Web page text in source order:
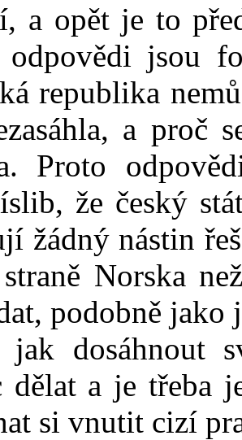
a opět je to
odpovědi jsou
republika
a proč
Proto
že český
žádný nástin
Norska
podobně
jak dosáhnout
dělat a je třeba
si vnutit cizí